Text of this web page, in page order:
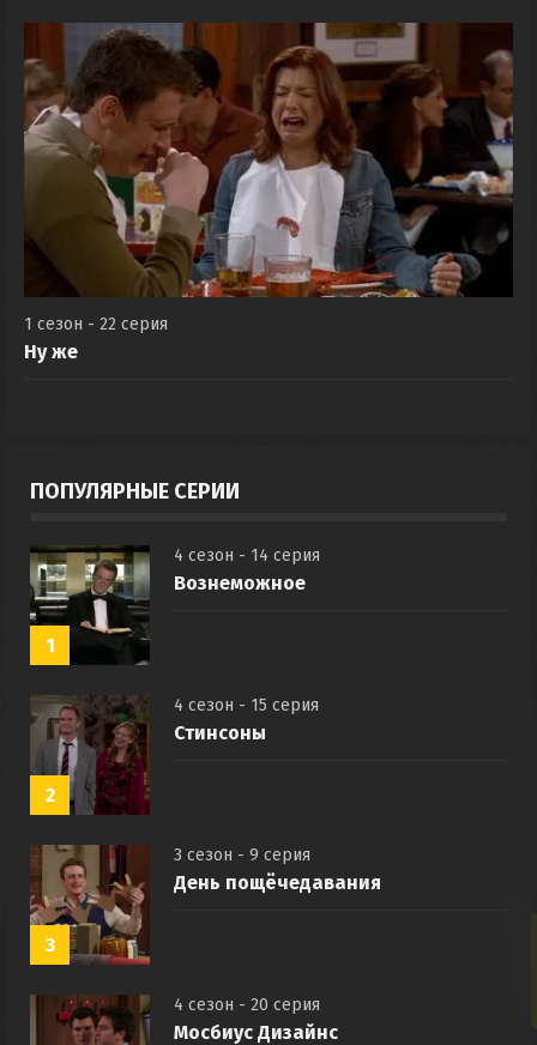
1 сезон - 22 серия
Ну же
ПОПУЛЯРНЫЕ СЕРИИ
1
4 сезон - 14 серия
Вознеможное
2
4 сезон - 15 серия
Стинсоны
3
3 сезон - 9 серия
День пощёчедавания
4 сезон - 20 серия
Мосбиус Дизайнс